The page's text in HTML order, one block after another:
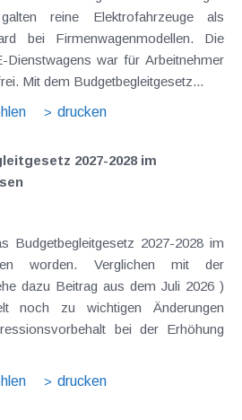
reine Elektrofahrzeuge als
bei Firmenwagenmodellen. Die
Dienstwagens war für Arbeitnehmer
Mit dem Budgetbegleitgesetz...
drucken
2027-2028 im
Budgetbegleitgesetz 2027-2028 im
worden. Verglichen mit der
dazu Beitrag aus dem Juli 2026 )
noch zu wichtigen Änderungen
drucken